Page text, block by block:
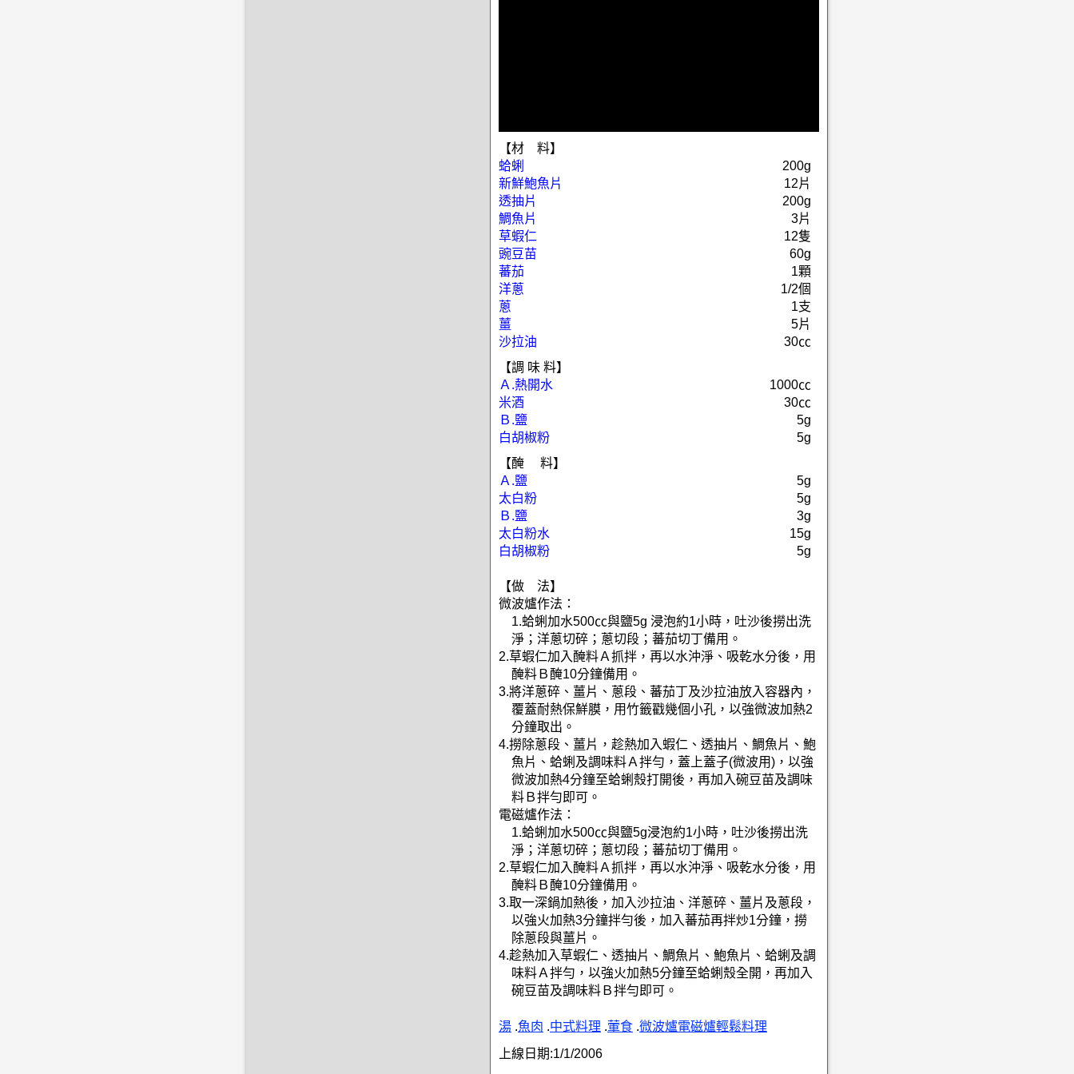
【材 料】
蛤蜊
200g
新鮮鮑魚片
12片
透抽片
200g
鯛魚片
3片
草蝦仁
12隻
豌豆苗
60g
蕃茄
1顆
洋蔥
1/2個
蔥
1支
薑
5片
沙拉油
30㏄
【調 味 料】
Ａ.熱開水
1000㏄
米酒
30㏄
Ｂ.鹽
5g
白胡椒粉
5g
【醃 料】
Ａ.鹽
5g
太白粉
5g
Ｂ.鹽
3g
太白粉水
15g
白胡椒粉
5g
【做 法】
微波爐作法：
1.蛤蜊加水500㏄與鹽5g 浸泡約1小時，吐沙後撈出洗
淨；洋蔥切碎；蔥切段；蕃茄切丁備用。
2.草蝦仁加入醃料Ａ抓拌，再以水沖淨、吸乾水分後，用
醃料Ｂ醃10分鐘備用。
3.將洋蔥碎、薑片、蔥段、蕃茄丁及沙拉油放入容器內，
覆蓋耐熱保鮮膜，用竹籤戳幾個小孔，以強微波加熱2
分鐘取出。
4.撈除蔥段、薑片，趁熱加入蝦仁、透抽片、鯛魚片、鮑
魚片、蛤蜊及調味料Ａ拌勻，蓋上蓋子(微波用)，以強
微波加熱4分鐘至蛤蜊殼打開後，再加入碗豆苗及調味
料Ｂ拌勻即可。
電磁爐作法：
1.蛤蜊加水500㏄與鹽5g浸泡約1小時，吐沙後撈出洗
淨；洋蔥切碎；蔥切段；蕃茄切丁備用。
2.草蝦仁加入醃料Ａ抓拌，再以水沖淨、吸乾水分後，用
醃料Ｂ醃10分鐘備用。
3.取一深鍋加熱後，加入沙拉油、洋蔥碎、薑片及蔥段，
以強火加熱3分鐘拌勻後，加入蕃茄再拌炒1分鐘，撈
除蔥段與薑片。
4.趁熱加入草蝦仁、透抽片、鯛魚片、鮑魚片、蛤蜊及調
味料Ａ拌勻，以強火加熱5分鐘至蛤蜊殼全開，再加入
碗豆苗及調味料Ｂ拌勻即可。
湯 .魚肉 .中式料理 .葷食 .微波爐電磁爐輕鬆料理
上線日期:1/1/2006